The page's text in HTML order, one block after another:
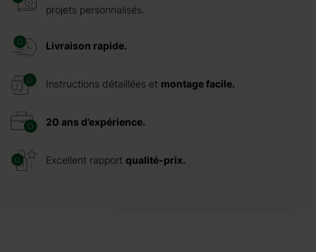
projets personnalisés.
Livraison rapide.
Instructions détaillées et montage facile.
20 ans d’expérience.
Excellent rapport qualité-prix.